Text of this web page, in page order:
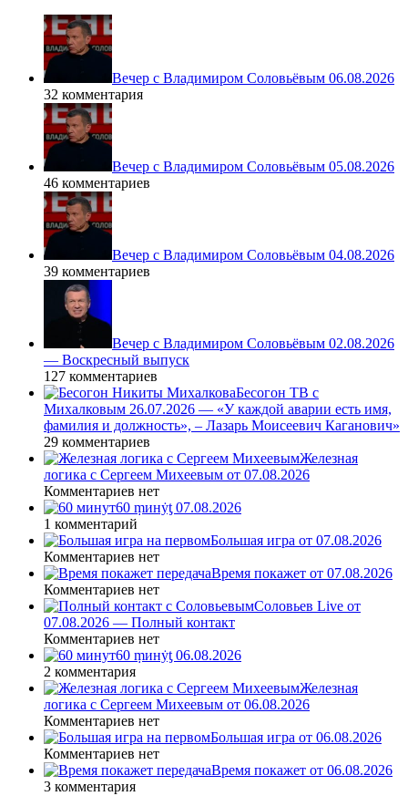
Вечер с Владимиром Соловьёвым 06.08.2026
32 комментария
Вечер с Владимиром Соловьёвым 05.08.2026
46 комментариев
Вечер с Владимиром Соловьёвым 04.08.2026
39 комментариев
Вечер с Владимиром Соловьёвым 02.08.2026
— Воскресный выпуск
127 комментариев
Бесогон ТВ с
Михалковым 26.07.2026 — «У каждой аварии есть имя,
фамилия и должность», – Лазарь Моисеевич Каганович»
29 комментариев
Железная
логика с Сергеем Михеевым от 07.08.2026
Комментариев нет
60 ṃинẏƫ 07.08.2026
1 комментарий
Большая игра от 07.08.2026
Комментариев нет
Время покажет от 07.08.2026
Комментариев нет
Соловьев Live от
07.08.2026 — Полный контакт
Комментариев нет
60 ṃинẏƫ 06.08.2026
2 комментария
Железная
логика с Сергеем Михеевым от 06.08.2026
Комментариев нет
Большая игра от 06.08.2026
Комментариев нет
Время покажет от 06.08.2026
3 комментария